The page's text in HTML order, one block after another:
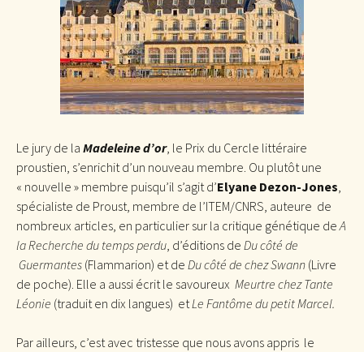
Le jury de la Madeleine d’or, le Prix du Cercle littéraire
proustien, s’enrichit d’un nouveau membre. Ou plutôt une
« nouvelle » membre puisqu’il s’agit d’Elyane Dezon-Jones
spécialiste de Proust, membre de l’ITEM/CNRS, auteure de
nombreux articles, en particulier sur la critique génétique de A
la Recherche du temps perdu , d’éditions de Du côté de
Guermantes (Flammarion) et de Du côté de chez Swann (Livre
de poche). Elle a aussi écrit le savoureux Meurtre chez Tante
Léonie (traduit en dix langues) et Le Fantôme du petit Marcel.
Par ailleurs, c’est avec tristesse que nous avons appris le